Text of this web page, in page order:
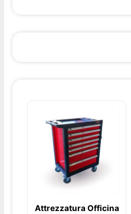
Attrezzatura Officina